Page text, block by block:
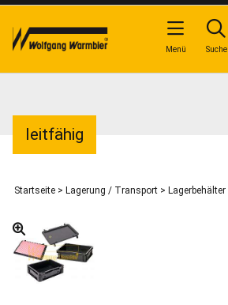
leitfähig
Startseite > Lagerung / Transport > Lagerbehälter
Suche
Menü